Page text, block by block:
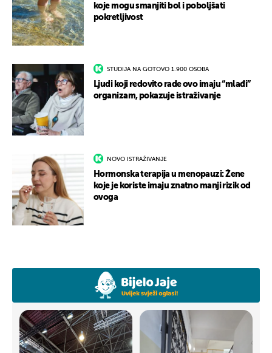
koje mogu smanjiti bol i poboljšati
pokretljivost
STUDIJA NA GOTOVO 1.900 OSOBA
Ljudi koji redovito rade ovo imaju “mlađi”
organizam, pokazuje istraživanje
NOVO ISTRAŽIVANJE
Hormonska terapija u menopauzi: Žene
koje je koriste imaju znatno manji rizik od
ovoga